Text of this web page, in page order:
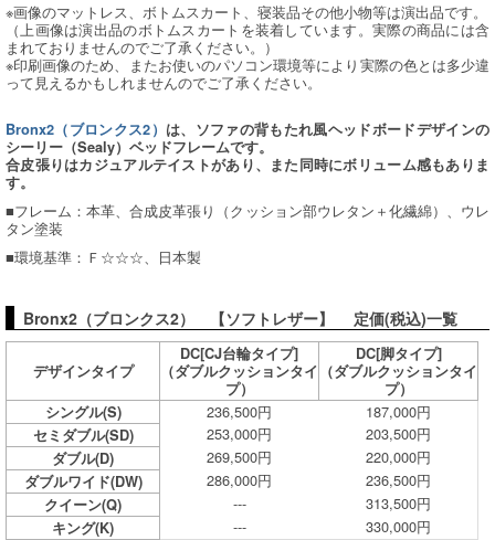
※画像のマットレス、ボトムスカート、寝装品その他小物等は演出品です。
（上画像は演出品のボトムスカートを装着しています。実際の商品には含
まれておりませんのでご了承ください。）
※印刷画像のため、またお使いのパソコン環境等により実際の色とは多少違
って見えるかもしれませんのでご了承ください。
Bronx2（ブロンクス2） は、ソファの背もたれ風ヘッドボードデザインの
シーリー（Sealy）ベッドフレームです。
合皮張りはカジュアルテイストがあり、また同時にボリューム感もありま
す。
■フレーム：本革、合成皮革張り（クッション部ウレタン＋化繊綿）、ウレ
タン塗装
■環境基準：Ｆ☆☆☆、日本製
Bronx2（ブロンクス2） 【ソフトレザー】 定価(税込)一覧
デザインタイプ
DC[CJ台輪タイプ]
（ダブルクッションタイ
プ）
DC[脚タイプ]
（ダブルクッションタイ
プ）
シングル(S)
236,500円 187,000円
セミダブル(SD) 253,000円 203,500円
ダブル(D) 269,500円 220,000円
ダブルワイド(DW) 286,000円 236,500円
クイーン(Q) --- 313,500円
キング(K) ---
330,000円